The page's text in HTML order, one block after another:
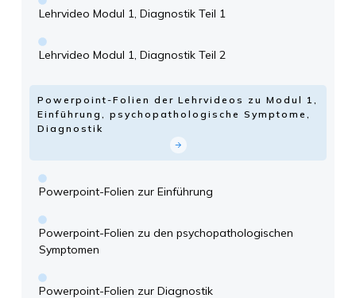
Lehrvideo Modul 1, Diagnostik Teil 1
Lehrvideo Modul 1, Diagnostik Teil 2
Powerpoint-Folien der Lehrvideos zu Modul 1,
Einführung, psychopathologische Symptome,
Diagnostik
Powerpoint-Folien zur Einführung
Powerpoint-Folien zu den psychopathologischen
Symptomen
Powerpoint-Folien zur Diagnostik